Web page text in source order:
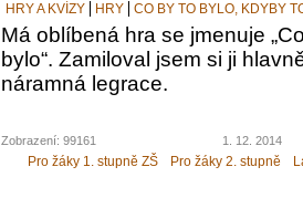
HRY A KVÍZY HRY CO BY TO BYLO, KDYBY
Má oblíbená hra se jmenuje
bylo“. Zamiloval jsem si ji
náramná legrace.
Zobrazení: 99161 1. 12. 2014
Pro žáky 1. stupně ZŠ Pro žáky 2. stupně